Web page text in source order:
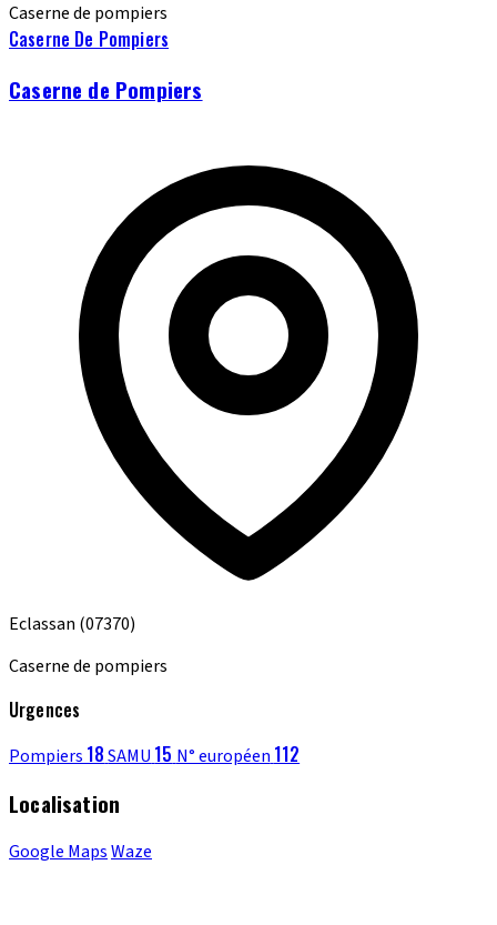
Caserne de pompiers
Caserne De Pompiers
Caserne de Pompiers
Eclassan (07370)
Caserne de pompiers
Urgences
Pompiers 18SAMU 15 N° européen 112
Localisation
Google MapsWaze